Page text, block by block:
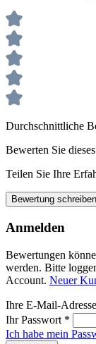
Durchschnittliche
Bewerten Sie
Teilen Sie Ihre
Bewertung schreiben
Anmelden
Bewertungen
werden. Bitte
Account. Neuer
Ihre E-Mail-Adresse
Ihr Passwort *
Ich habe mein